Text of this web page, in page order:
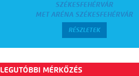
SZÉKESFEHÉRVÁR
MET ARÉNA SZÉKESFEHÉRVÁR
RÉSZLETEK
LEGUTÓBBI MÉRKŐZÉS